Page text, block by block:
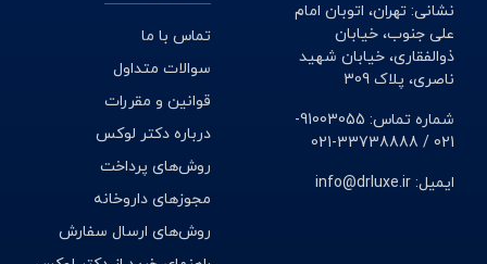
نشانی: تهران، اتوبان امام
علی جنوب، خیابان
ذوالفقاری، خیابان شهید
ناصری، پلاک 309
شماره تماس: 91003055-
021 / 33738888-021
ایمیل: info@drluxe.ir
تماس با ما
سوالات متداول
قوانین و مقررات
درباره دکتر لوکس
روش‌های پرداخت
مجوزهای داروخانه
روش‌های ارسال سفارش